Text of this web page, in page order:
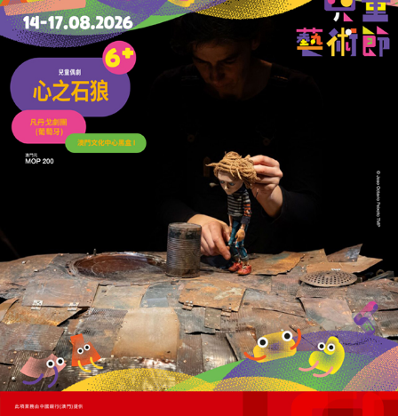
​美證監會核准ETF掛牌
乙太幣七天漲26%
28/05/2024
幣安趙長鵬認洗錢罪判刑四個月
將成美史上最有錢囚犯